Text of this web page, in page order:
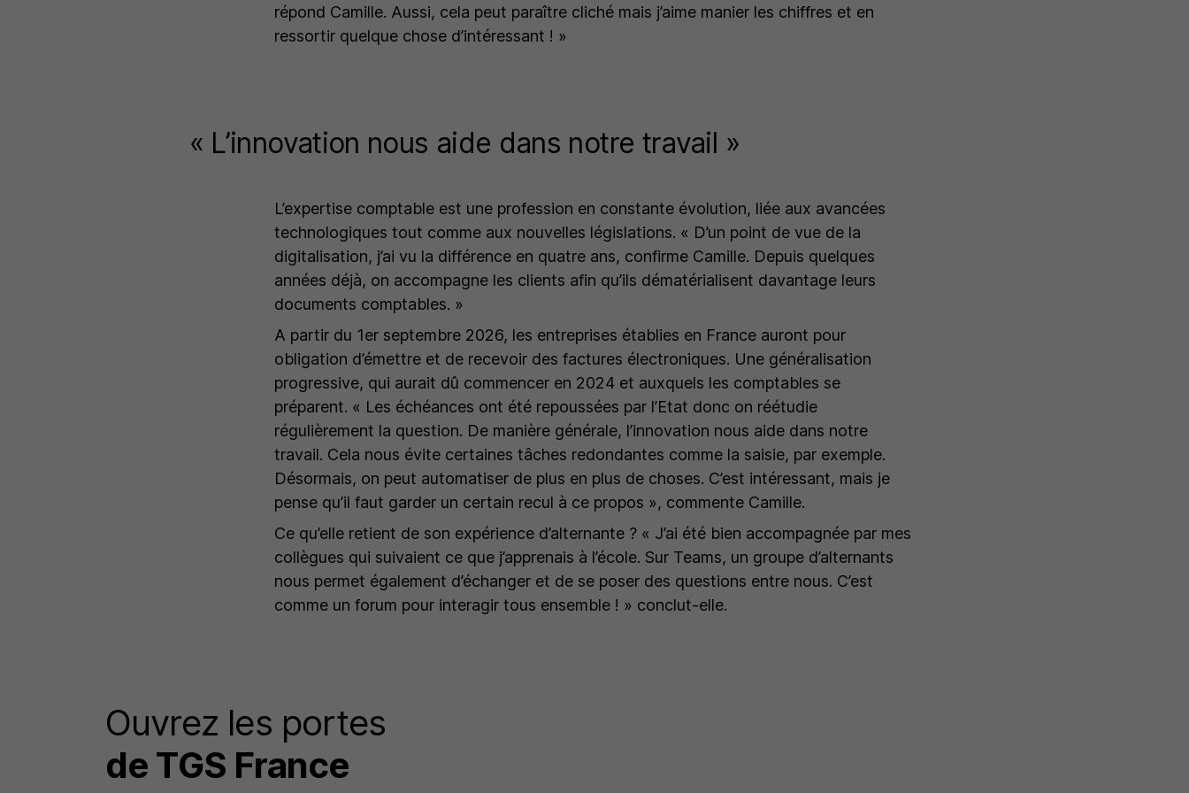
répond Camille. Aussi, cela peut paraître cliché mais j’aime manier les chiffres et en
ressortir quelque chose d’intéressant ! »
« L’innovation nous aide dans notre travail »
L’expertise comptable est une profession en constante évolution, liée aux avancées
technologiques tout comme aux nouvelles législations. « D’un point de vue de la
digitalisation, j’ai vu la différence en quatre ans, confirme Camille. Depuis quelques
années déjà, on accompagne les clients afin qu’ils dématérialisent davantage leurs
documents comptables. »
A partir du 1er septembre 2026, les entreprises établies en France auront pour
obligation d’émettre et de recevoir des factures électroniques. Une généralisation
progressive, qui aurait dû commencer en 2024 et auxquels les comptables se
préparent. « Les échéances ont été repoussées par l’Etat donc on réétudie
régulièrement la question. De manière générale, l’innovation nous aide dans notre
travail. Cela nous évite certaines tâches redondantes comme la saisie, par exemple.
Désormais, on peut automatiser de plus en plus de choses. C’est intéressant, mais je
pense qu’il faut garder un certain recul à ce propos », commente Camille.
Ce qu’elle retient de son expérience d’alternante ? « J’ai été bien accompagnée par mes
collègues qui suivaient ce que j’apprenais à l’école. Sur Teams, un groupe d’alternants
nous permet également d’échanger et de se poser des questions entre nous. C’est
comme un forum pour interagir tous ensemble ! » conclut-elle.
Ouvrez les portes
de TGS France